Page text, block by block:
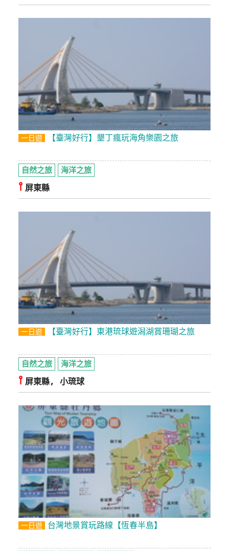
一日遊 【臺灣好行】墾丁瘋玩海角樂園之旅
自然之旅 海洋之旅
⫯ 屏東縣
一日遊 【臺灣好行】東港琉球遊潟湖賞珊瑚之旅
自然之旅 海洋之旅
⫯ 屏東縣, 小琉球
一日遊 台灣地景賞玩路線【恆春半島】